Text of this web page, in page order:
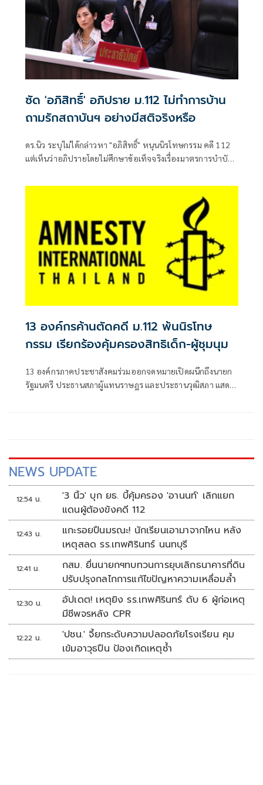
ซัด 'อภิสิทธิ์' อภิปราย ม.112 ไม่ทำการบ้าน
ถามรักสถาบันฯ อย่างมีสติจริงหรือ
ดร.นิว ระบุไม่ได้กล่าวหา "อภิสิทธิ์" หนุนนิรโทษกรรม คดี 112
แต่เห็นว่าอภิปรายโดยไม่ศึกษาข้อเท็จจริงเรื่องมาตรการบำบัด
13 องค์กรค้านตัดคดี ม.112 พ้นนิรโทษ
กรรม เรียกร้องคุ้มครองสิทธิเด็ก-ผู้ชุมนุม
13 องค์กรภาคประชาสังคมร่วมออกจดหมายเปิดผนึกถึงนายก
รัฐมนตรี ประธานสภาผู้แทนราษฎร และประธานวุฒิสภา แสดง
NEWS UPDATE
12:54 น.
'3 นิ้ว' บุก ยธ. บี้คุ้มครอง 'อานนท์' เลิกแยก
แดนผู้ต้องขังคดี 112
12:43 น.
แกะรอยปืนมรณะ! นักเรียนเอามาจากไหน หลัง
เหตุสลด รร.เทพศิรินทร์ นนทบุรี
12:41 น.
กสม. ยื่นนายกฯทบทวนการยุบเลิกธนาคารที่ดิน
ปรับปรุงกลไกการแก้ไขปัญหาความเหลื่อมล้ำ
12:30 น.
อัปเดต! เหตุยิง รร.เทพศิรินทร์ ดับ 6 ผู้ก่อเหตุ
มีชีพจรหลัง CPR
12:22 น.
'ปชน.' จี้ยกระดับความปลอดภัยโรงเรียน คุม
เข้มอาวุธปืน ป้องเกิดเหตุซ้ำ